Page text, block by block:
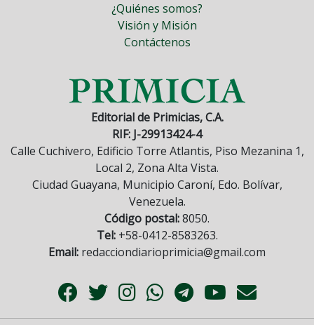
¿Quiénes somos?
Visión y Misión
Contáctenos
Editorial de Primicias, C.A.
RIF: J-29913424-4
Calle Cuchivero, Edificio Torre Atlantis, Piso Mezanina 1,
Local 2, Zona Alta Vista.
Ciudad Guayana, Municipio Caroní, Edo. Bolívar,
Venezuela.
Código postal:8050.
Tel:+58-0412-8583263.
Email: redacciondiarioprimicia@gmail.com